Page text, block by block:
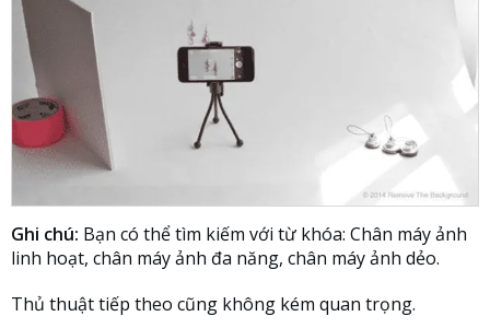
Ghi chú: Bạn có thể tìm kiếm với từ khóa: Chân máy ảnh
linh hoạt, chân máy ảnh đa năng, chân máy ảnh dẻo.
Thủ thuật tiếp theo cũng không kém quan trọng.